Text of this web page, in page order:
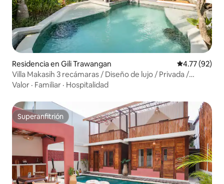
Residencia en Gili Trawangan Calificación
4.77 (92)
Villa Makasih 3 recámaras / Diseño de lujo / Privada /
Tranquila
Valor · Familiar · Hospitalidad
Superanfitrión
Superanfitrión